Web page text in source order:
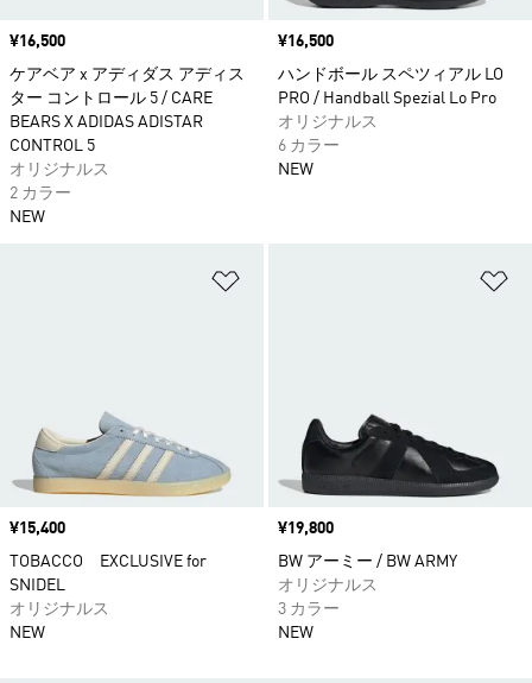
価格
¥16,500
ケアベア x アディダス アディス
ター コントロール 5 / CARE
BEARS X ADIDAS ADISTAR
CONTROL 5
オリジナルス
2 カラー
NEW
価格
¥16,500
ハンドボール スペツィアル LO
PRO / Handball Spezial Lo Pro
オリジナルス
6 カラー
NEW
価格
¥15,400
TOBACCO EXCLUSIVE for
SNIDEL
オリジナルス
NEW
価格
¥19,800
BW アーミー / BW ARMY
オリジナルス
3 カラー
NEW